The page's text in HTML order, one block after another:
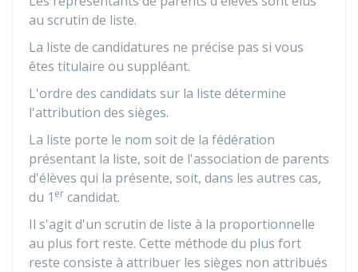
au scrutin de liste.
La liste de candidatures ne précise pas si vous
êtes titulaire ou suppléant.
L'ordre des candidats sur la liste détermine
l'attribution des sièges.
La liste porte le nom soit de la fédération
présentant la liste, soit de l'association de parents
d'élèves qui la présente, soit, dans les autres cas,
du 1 er candidat.
Il s'agit d'un scrutin de liste à la proportionnelle
au plus fort reste. Cette méthode du plus fort
reste consiste à attribuer les sièges non attribués